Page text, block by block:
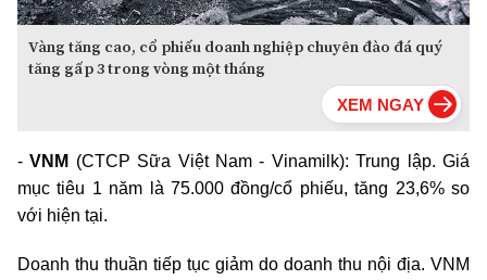
Vàng tăng cao, cổ phiếu doanh nghiệp chuyên đào đá quý
tăng gấp 3 trong vòng một tháng
-VNM (CTCP Sữa Việt Nam - Vinamilk): Trung lập. Giá
mục tiêu 1 năm là 75.000 đồng/cổ phiếu, tăng 23,6% so
với hiện tại.
Doanh thu thuần tiếp tục giảm do doanh thu nội địa. VNM